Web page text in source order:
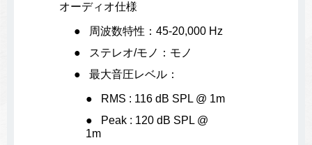
オーディオ仕様
周波数特性：45-20,000 Hz
ステレオ/モノ：モノ
最大音圧レベル：
RMS : 116 dB SPL @ 1m
Peak : 120 dB SPL @
1m